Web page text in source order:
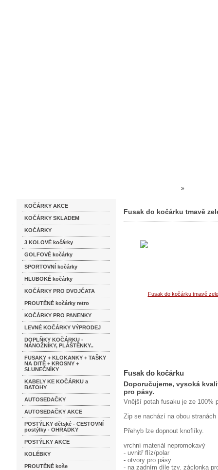
KOČÁRKY AKCE
KOČÁRKY SKLADEM
KOČÁRKY
3 KOLOVÉ kočárky
GOLFOVÉ kočárky
SPORTOVNÍ kočárky
HLUBOKÉ kočárky
KOČÁRKY PRO DVOJČATA
PROUTĚNÉ kočárky retro
KOČÁRKY PRO PANENKY
LEVNÉ KOČÁRKY VÝPRODEJ
DOPLŇKY KOČÁRKU -
NÁNOŽNÍKY, PLÁŠTĚNKY..
FUSAKY + KLOKANKY + TAŠKY
NA DITĚ + KROSNY +
SLUNEČNÍKY
KABELY KE KOČÁRKU a
BATOHY
AUTOSEDAČKY
AUTOSEDAČKY AKCE
POSTÝLKY dětské - CESTOVNÍ
postýlky - OHRÁDKY
POSTÝLKY AKCE
KOLÉBKY
PROUTĚNÉ koše
»
SLUNEČNÍKY»Fusak do
Fusak do kočárku tmavě
Fusak do kočárku
Doporučujeme, vysoká
pro pásy.
Vnější potah fusaku je ze 100%
Zip se nachází na obou
Přehyb lze dopnout knoflíky.
vrchní materiál nepromokavý
- uvnitř flíz/polar
- otvory pro pásy
- na zadním díle tzv. záclonka